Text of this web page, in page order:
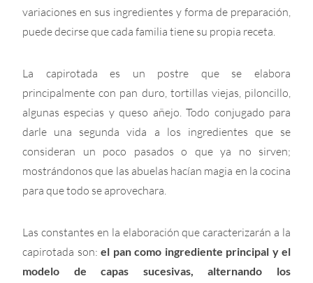
variaciones en sus ingredientes y forma de preparación,
puede decirse que cada familia tiene su propia receta.
La capirotada es un postre que se elabora
principalmente con pan duro, tortillas viejas, piloncillo,
algunas especias y queso añejo. Todo conjugado para
darle una segunda vida a los ingredientes que se
consideran un poco pasados o que ya no sirven;
mostrándonos que las abuelas hacían magia en la cocina
para que todo se aprovechara.
Las constantes en la elaboración que caracterizarán a la
capirotada son: el pan como ingrediente principal y el
modelo de capas sucesivas, alternando los